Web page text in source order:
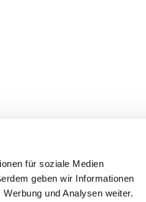
für soziale Medien
geben wir Informationen
und Analysen weiter.